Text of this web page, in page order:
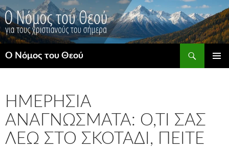
Μετάβαση
σε
περιεχόμενο
Ο Νόμος του Θεού
ΗΜΕΡΉΣΙΑ
ΑΝΑΓΝΏΣΜΑΤΑ: Ό,ΤΙ ΣΑΣ
ΛΈΩ ΣΤΟ ΣΚΟΤΆΔΙ, ΠΕΊΤΕ